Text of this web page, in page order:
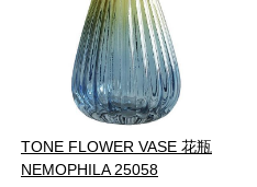
TONE FLOWER VASE 花瓶
NEMOPHILA 25058